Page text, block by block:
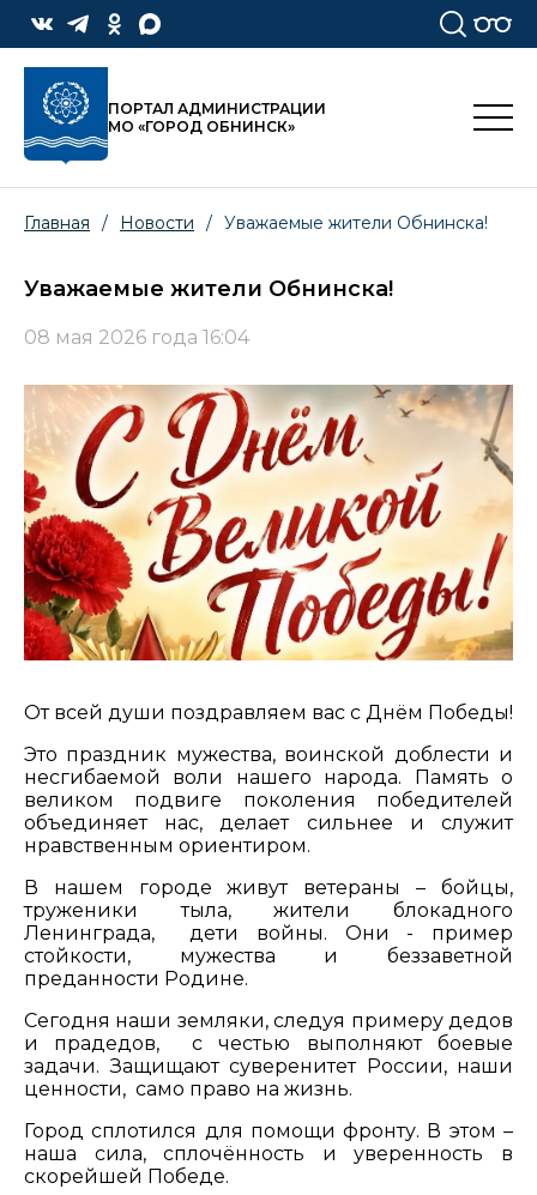
ПОРТАЛ АДМИНИСТРАЦИИ
МО «ГОРОД ОБНИНСК»
Главная / Новости / Уважаемые жители Обнинска!
Уважаемые жители Обнинска!
08 мая 2026 года 16:04
От всей души поздравляем вас с Днём Победы!
Это праздник мужества, воинской доблести и
несгибаемой воли нашего народа. Память о
великом подвиге поколения победителей
объединяет нас, делает сильнее и служит
нравственным ориентиром.
В нашем городе живут ветераны – бойцы,
труженики тыла, жители блокадного
Ленинграда, дети войны. Они - пример
стойкости, мужества и беззаветной
преданности Родине.
Сегодня наши земляки, следуя примеру дедов
и прадедов, с честью выполняют боевые
задачи. Защищают суверенитет России, наши
ценности, само право на жизнь.
Город сплотился для помощи фронту. В этом –
наша сила, сплочённость и уверенность в
скорейшей Победе.